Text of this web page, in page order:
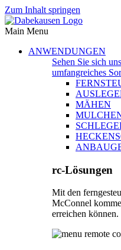
Zum Inhalt springen
Main Menu
ANWENDUNGEN
Sehen Sie sich
umfangreiches
MÄHEN
rc-Lösungen
Mit den
McConnel
erreichen